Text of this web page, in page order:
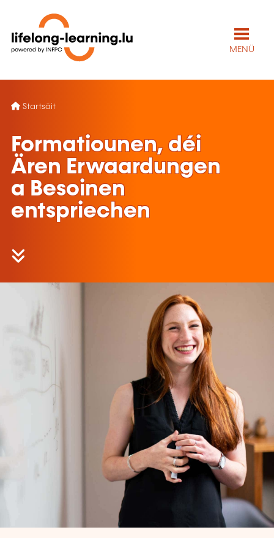
MENÜ
Startsäit
Formatiounen, déi
Ären Erwaardungen
a Besoinen
entspriechen